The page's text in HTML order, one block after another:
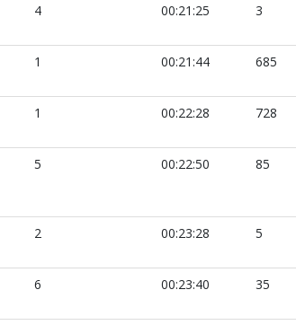
4 00:21:25 3
1 00:21:44 685
1 00:22:28 728
5 00:22:50 85
2 00:23:28 5
6 00:23:40 35